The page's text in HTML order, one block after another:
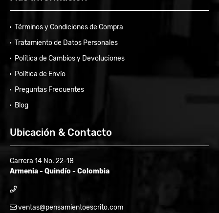
Términos y Condiciones de Compra
Tratamiento de Datos Personales
Política de Cambios y Devoluciones
Política de Envío
Preguntas Frecuentes
Blog
Ubicación & Contacto
Carrera 14 No. 22-18
Armenia - Quindío - Colombia
ventas@pensamientoescrito.com